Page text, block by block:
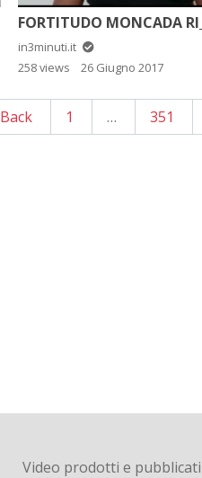
in3minuti.it
258 views
26 Giugno 2017
Back 1 … 351
Video prodotti e